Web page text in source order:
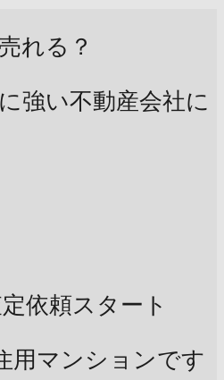
れる？
強い不動産会社に
依頼スタート
用マンションです